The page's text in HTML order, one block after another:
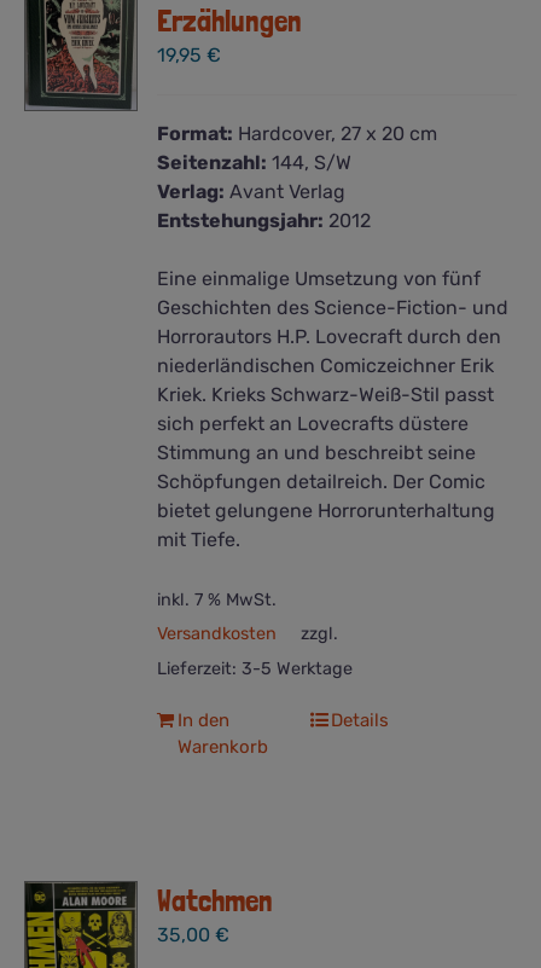
Erzählungen
19,95€
Format: Hardcover, 27 x 20 cm
Seitenzahl: 144, S/W
Verlag: Avant Verlag
Entstehungsjahr: 2012
Eine einmalige Umsetzung von fünf
Geschichten des Science-Fiction- und
Horrorautors H.P. Lovecraft durch den
niederländischen Comiczeichner Erik
Kriek. Krieks Schwarz-Weiß-Stil passt
sich perfekt an Lovecrafts düstere
Stimmung an und beschreibt seine
Schöpfungen detailreich. Der Comic
bietet gelungene Horrorunterhaltung
mit Tiefe.
inkl. 7 % MwSt.
zzgl.
Versandkosten
Lieferzeit: 3-5 Werktage
In den
Warenkorb
Details
Watchmen
35,00€